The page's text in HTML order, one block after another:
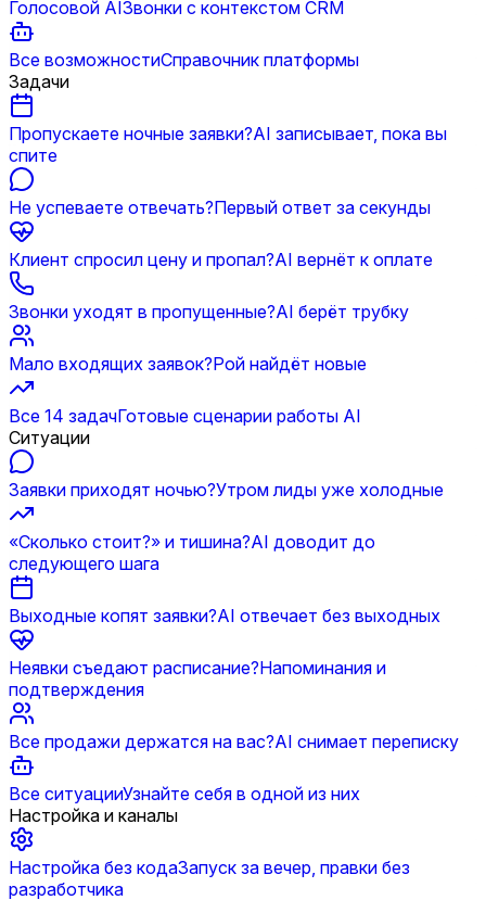
Голосовой AIЗвонки с контекстом CRM
Все возможностиСправочник платформы
Задачи
Пропускаете ночные заявки?AI записывает, пока вы
спите
Не успеваете отвечать?Первый ответ за секунды
Клиент спросил цену и пропал?AI вернёт к оплате
Звонки уходят в пропущенные?AI берёт трубку
Мало входящих заявок?Рой найдёт новые
Все 14 задачГотовые сценарии работы AI
Ситуации
Заявки приходят ночью?Утром лиды уже холодные
«Сколько стоит?» и тишина?AI доводит до
следующего шага
Выходные копят заявки?AI отвечает без выходных
Неявки съедают расписание?Напоминания и
подтверждения
Все продажи держатся на вас?AI снимает переписку
Все ситуацииУзнайте себя в одной из них
Настройка и каналы
Настройка без кодаЗапуск за вечер, правки без
разработчика